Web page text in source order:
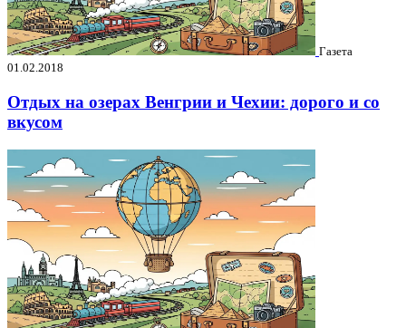
Газета
01.02.2018
Отдых на озерах Венгрии и Чехии: дорого и со
вкусом